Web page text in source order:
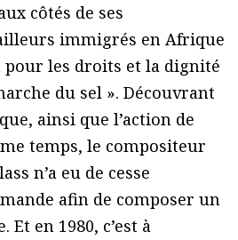
côtés de ses
immigrés en Afrique
pour les droits et la dignité
du sel ». Découvrant
ainsi que l’action de
temps, le compositeur
n’a eu de cesse
afin de composer un
en 1980, c’est à